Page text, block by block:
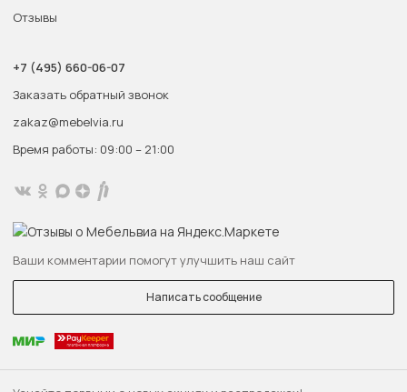
Отзывы
+7 (495) 660-06-07
Заказать обратный звонок
zakaz@mebelvia.ru
Время работы: 09:00 – 21:00
Ваши комментарии помогут улучшить наш сайт
Написать сообщение